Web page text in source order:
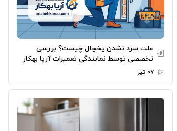
علت سرد نشدن یخچال چیست؟ بررسی
تخصصی توسط نمایندگی تعمیرات آریا بهکار
۰۷ تیر